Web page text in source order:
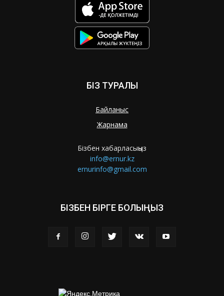
БІЗ ТУРАЛЫ
Байланыс
Жарнама
Бізбен хабарласыңыз
info@ernur.kz
ernurinfo@gmail.com
БІЗБЕН БІРГЕ БОЛЫҢЫЗ